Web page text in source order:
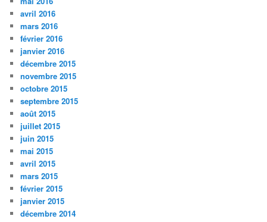
avril 2016
mars 2016
février 2016
janvier 2016
décembre 2015
novembre 2015
octobre 2015
septembre 2015
août 2015
juillet 2015
juin 2015
mai 2015
avril 2015
mars 2015
février 2015
janvier 2015
décembre 2014